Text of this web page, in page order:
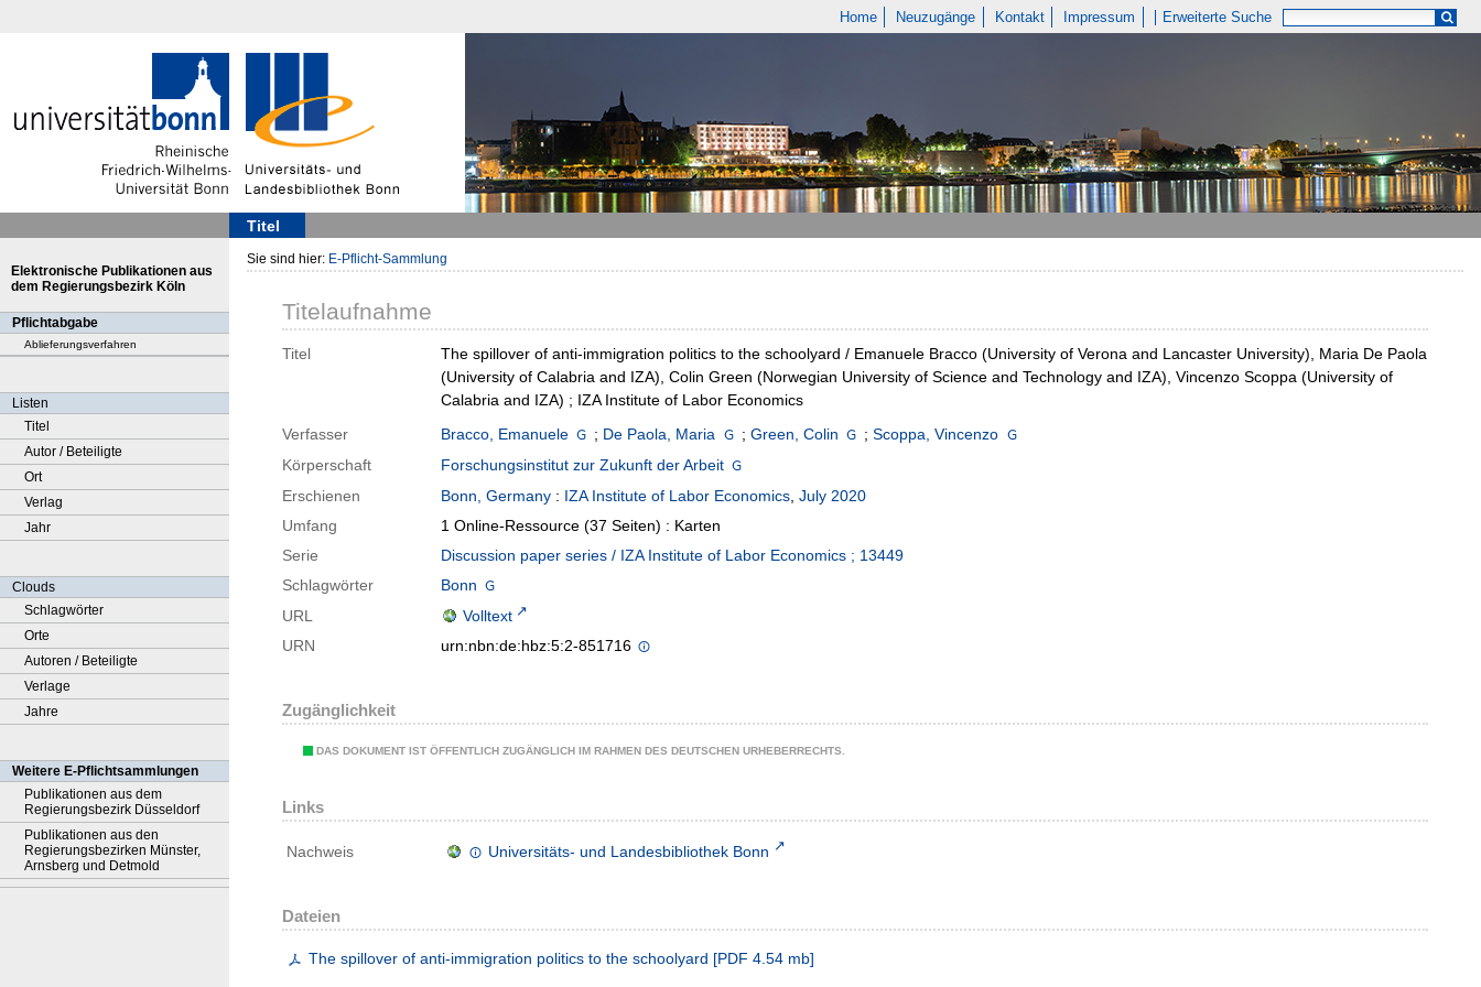
Home Neuzugänge Kontakt Impressum Erweiterte Suche
Titel
Elektronische Publikationen aus
dem Regierungsbezirk Köln
Pflichtabgabe
Ablieferungsverfahren
Listen
Titel
Autor / Beteiligte
Ort
Verlag
Jahr
Clouds
Schlagwörter
Orte
Autoren / Beteiligte
Verlage
Jahre
Weitere E-Pflichtsammlungen
Publikationen aus dem
Regierungsbezirk Düsseldorf
Publikationen aus den
Regierungsbezirken Münster,
Arnsberg und Detmold
Sie sind hier: E-Pflicht-Sammlung
Titelaufnahme
Titel
The spillover of anti-immigration politics to the schoolyard / Emanuele Bracco (University of Verona and Lancaster University), Maria De Paola
(University of Calabria and IZA), Colin Green (Norwegian University of Science and Technology and IZA), Vincenzo Scoppa (University of
Calabria and IZA) ; IZA Institute of Labor Economics
Verfasser
Bracco, Emanuele ; De Paola, Maria ; Green, Colin ; Scoppa, Vincenzo
Körperschaft
Forschungsinstitut zur Zukunft der Arbeit
Erschienen
Bonn, Germany : IZA Institute of Labor Economics, July 2020
Umfang
1 Online-Ressource (37 Seiten) : Karten
Serie
Discussion paper series / IZA Institute of Labor Economics ; 13449
Schlagwörter
Bonn
URL
Volltext
URN
urn:nbn:de:hbz:5:2-851716
Zugänglichkeit
DAS DOKUMENT IST ÖFFENTLICH ZUGÄNGLICH IM RAHMEN DES DEUTSCHEN URHEBERRECHTS.
Links
Nachweis Universitäts- und Landesbibliothek Bonn
Dateien
The spillover of anti-immigration politics to the schoolyard [PDF 4.54 mb]